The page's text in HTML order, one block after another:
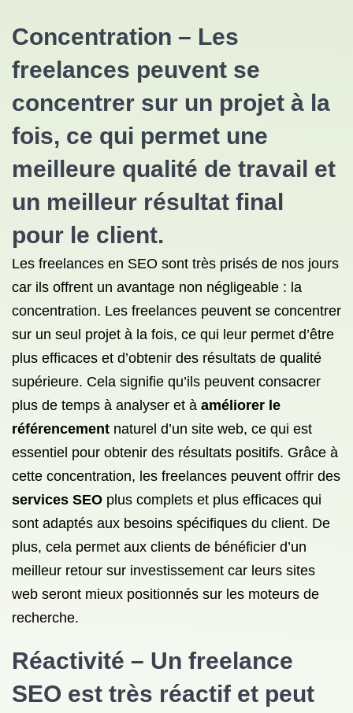
Concentration – Les
freelances peuvent se
concentrer sur un projet à la
fois, ce qui permet une
meilleure qualité de travail et
un meilleur résultat final
pour le client.
Les freelances en SEO sont très prisés de nos jours
car ils offrent un avantage non négligeable : la
concentration. Les freelances peuvent se concentrer
sur un seul projet à la fois, ce qui leur permet d’être
plus efficaces et d’obtenir des résultats de qualité
supérieure. Cela signifie qu’ils peuvent consacrer
plus de temps à analyser et à améliorer le
référencement naturel d’un site web, ce qui est
essentiel pour obtenir des résultats positifs. Grâce à
cette concentration, les freelances peuvent offrir des
services SEO plus complets et plus efficaces qui
sont adaptés aux besoins spécifiques du client. De
plus, cela permet aux clients de bénéficier d’un
meilleur retour sur investissement car leurs sites
web seront mieux positionnés sur les moteurs de
recherche.
Réactivité – Un freelance
SEO est très réactif et peut